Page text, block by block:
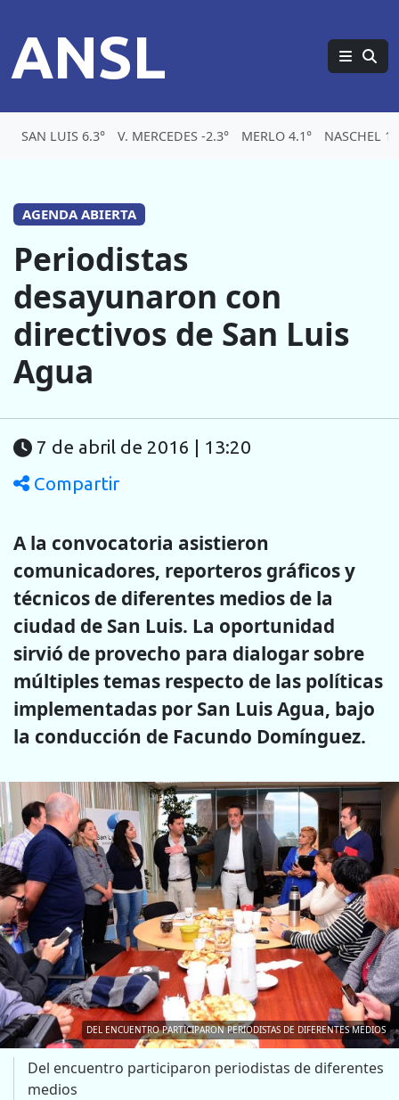
ANSL
SAN LUIS 6.3° V. MERCEDES -2.3° MERLO 4.1° NASCHEL
AGENDA ABIERTA
Periodistas
desayunaron con
directivos de San Luis
Agua
7 de abril de 2016 | 13:20
Compartir
A la convocatoria asistieron
comunicadores, reporteros gráficos y
técnicos de diferentes medios de la
ciudad de San Luis. La oportunidad
sirvió de provecho para dialogar sobre
múltiples temas respecto de las políticas
implementadas por San Luis Agua, bajo
la conducción de Facundo Domínguez.
DEL ENCUENTRO PARTICIPARON PERIODISTAS DE DIFERENTES MEDIOS
Del encuentro participaron periodistas de diferentes
medios